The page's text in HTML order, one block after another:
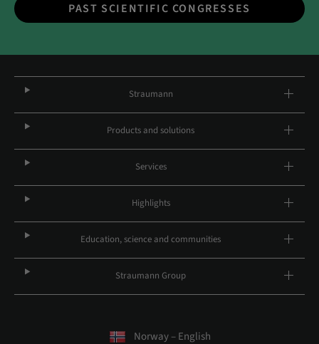
PAST SCIENTIFIC CONGRESSES
Straumann
Products and solutions
Services
Highlights
Education, science and communities
Straumann Group
Norway – English